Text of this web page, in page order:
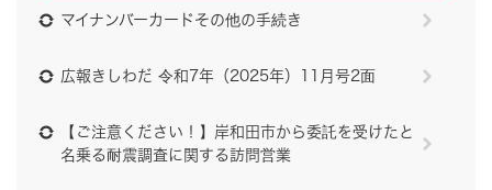
マイナンバーカードその他の手続き
広報きしわだ 令和7年（2025年）11月号2面
【ご注意ください！】岸和田市から委託を受けたと
名乗る耐震調査に関する訪問営業